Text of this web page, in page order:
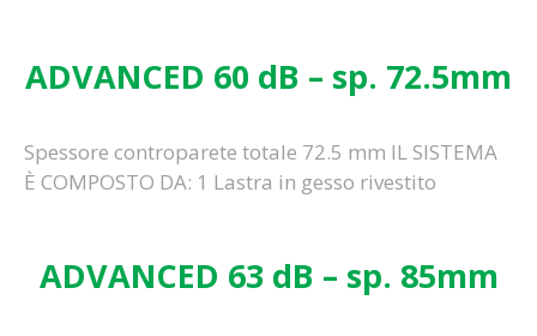
ADVANCED 60 dB – sp. 72.5mm
Spessore controparete totale 72.5 mm IL SISTEMA
È COMPOSTO DA: 1 Lastra in gesso rivestito
ADVANCED 63 dB – sp. 85mm